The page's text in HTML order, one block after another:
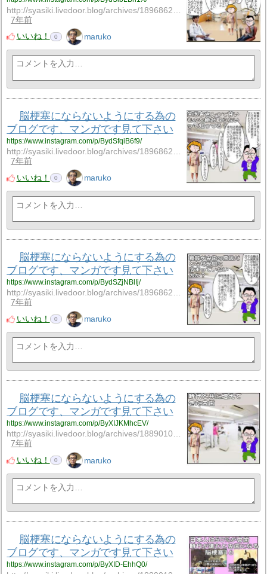
7年前
いいね！
0 maruko
脳梗塞にならないようにする為の
ブログです、マンガです見て下さい
https://www.instagram.com/p/BydSfqiB6f9/
7年前
いいね！
0 maruko
脳梗塞にならないようにする為の
ブログです、マンガです見て下さい
https://www.instagram.com/p/BydSZjNBlIj/
http://syasiki.livedoor.blog/archives/18968621.htm…
7年前
いいね！
0 maruko
脳梗塞にならないようにする為の
ブログです、マンガです見て下さい
https://www.instagram.com/p/ByXIJKMhcEV/
http://syasiki.livedoor.blog/archives/18890109.htm…
7年前
いいね！
0 maruko
脳梗塞にならないようにする為の
ブログです、マンガです見て下さい
https://www.instagram.com/p/ByXID-EhhQ0/